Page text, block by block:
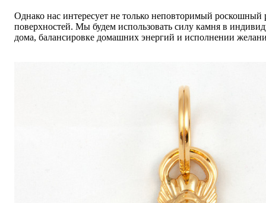
Однако нас интересует не только неповторимый роскошный
поверхностей. Мы будем использовать силу камня в
дома, балансировке домашних энергий и исполнении